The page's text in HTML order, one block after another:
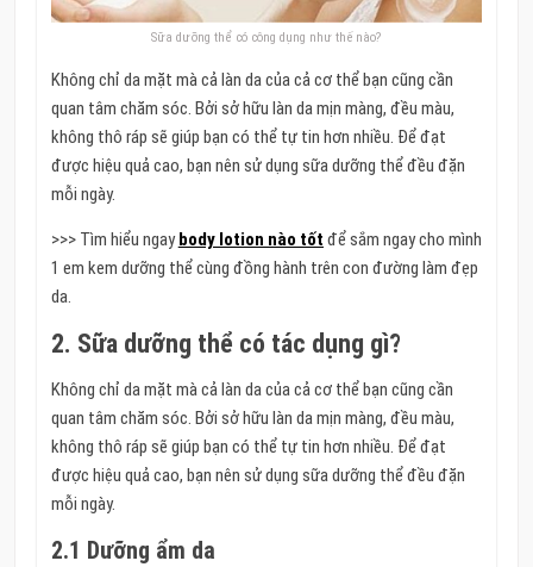
Sữa dưỡng thể có công dụng như thế nào?
Không chỉ da mặt mà cả làn da của cả cơ thể bạn cũng cần
quan tâm chăm sóc. Bởi sở hữu làn da mịn màng, đều màu,
không thô ráp sẽ giúp bạn có thể tự tin hơn nhiều. Để đạt
được hiệu quả cao, bạn nên sử dụng sữa dưỡng thể đều đặn
mỗi ngày.
>>> Tìm hiểu ngay body lotion nào tốt để sắm ngay cho mình
1 em kem dưỡng thể cùng đồng hành trên con đường làm đẹp
da.
2. Sữa dưỡng thể có tác dụng gì?
Không chỉ da mặt mà cả làn da của cả cơ thể bạn cũng cần
quan tâm chăm sóc. Bởi sở hữu làn da mịn màng, đều màu,
không thô ráp sẽ giúp bạn có thể tự tin hơn nhiều. Để đạt
được hiệu quả cao, bạn nên sử dụng sữa dưỡng thể đều đặn
mỗi ngày.
2.1 Dưỡng ẩm da